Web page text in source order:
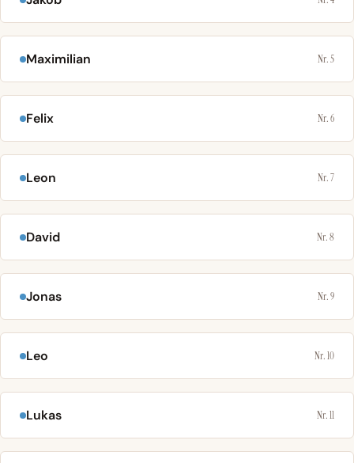
Maximilian Nr. 5
Felix Nr. 6
Leon Nr. 7
David Nr. 8
Jonas Nr. 9
Leo Nr. 10
Lukas Nr. 11